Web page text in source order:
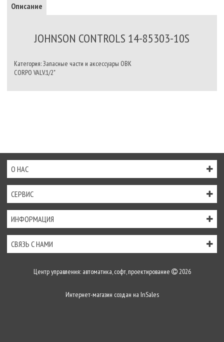
Описание
JOHNSON CONTROLS 14-85303-10S
Категория: Запасные части и аксессуары ОВК
CORPO VALV.1/2"
О НАС
СЕРВИС
ИНФОРМАЦИЯ
СВЯЗЬ С НАМИ
Центр управления: автоматика, софт, проектирование 2026
Интернет-магазин создан на InSales